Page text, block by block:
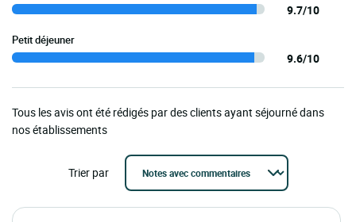
9.7/10
Petit déjeuner
9.6/10
Tous les avis ont été rédigés par des clients ayant séjourné dans
nos établissements
Trier par